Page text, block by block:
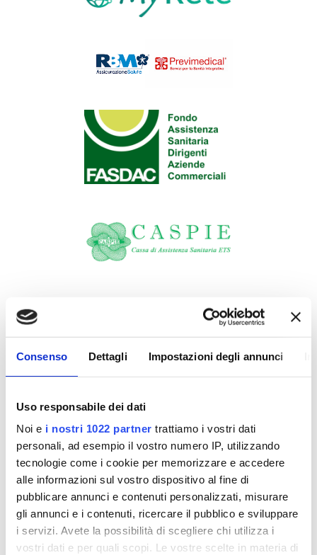
Consenso Dettagli Impostazioni degli annunci
Uso responsabile dei dati
Noi e i nostri 1022 partner trattiamo i vostri dati
personali, ad esempio il vostro numero IP, utilizzando
tecnologie come i cookie per memorizzare e accedere
alle informazioni sul vostro dispositivo al fine di
pubblicare annunci e contenuti personalizzati, misurare
gli annunci e i contenuti, ricercare il pubblico e sviluppare
i servizi. Avete la possibilità di scegliere chi utilizza i
vostri dati e per quali scopi. Le vostre scelte in materia di